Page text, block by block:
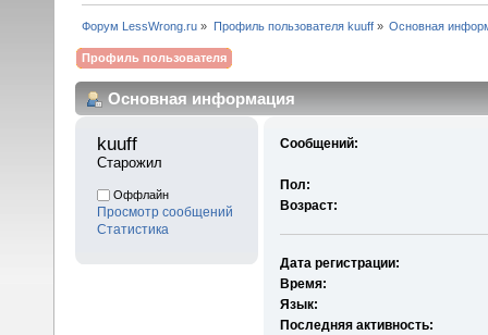
Форум LessWrong.ru » Профиль пользователя kuuff» Основная
Профиль пользователя
Основная информация
kuuff
Старожил
Оффлайн
Просмотр сообщений
Статистика
Сообщений:
Пол:
Возраст:
Дата регистрации:
Время:
Язык:
Последняя активность: